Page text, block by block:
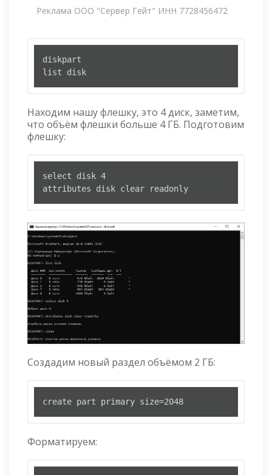
Реклама ООО "Сервер Гейт" ИНН 7728456472
diskpart
list disk
Находим нашу флешку, это 4 диск, заметим,
что объём флешки больше 4 ГБ. Подготовим
флешку:
select disk 4
attributes disk clear readonly
Создадим новый раздел объёмом 2 ГБ:
create part primary size=2048
Форматируем: